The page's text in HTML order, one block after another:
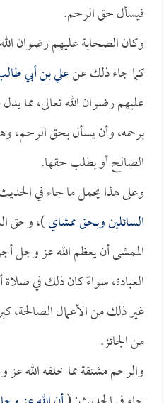
فيسأل حق الرحم.
وكان الصحابة عليهم رضوان
كما جاء ذلك عنعلي بن أبي
عليهم رضوان الله تعالى، مما
برحمه، وأن يسأل بحق الرحم،
الصالح أو بطلب حقها.
وعلى هذا يحمل ما جاء في
السائلين وبحق ممشاي)، وحق
الممشى أن يعظم الله عز وجل
العبادة، سواءً كان ذلك في
غير ذلك من الأعمال الصالحة،
من الجائز.
والرحم مشتقة مما خلقه الله عز